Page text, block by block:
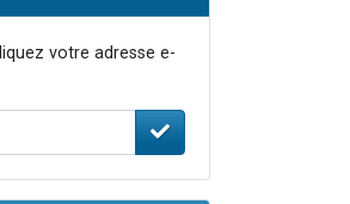
votre adresse e-